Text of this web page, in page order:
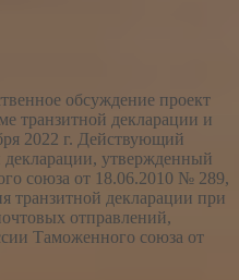
обсуждение проект
транзитной декларации и
2022 г. Действующий
декларации, утвержденный
союза от 18.06.2010 № 289,
транзитной декларации при
отправлений,
Таможенного союза от